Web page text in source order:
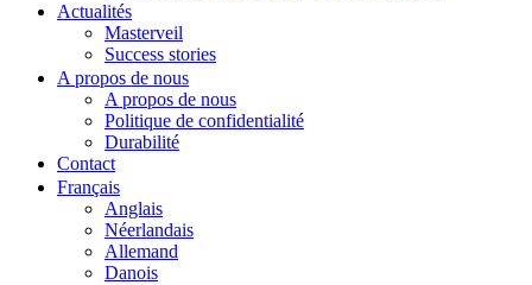
Actualités
Masterveil
Success stories
A propos de nous
A propos de nous
Politique de confidentialité
Durabilité
Contact
Français
Anglais
Néerlandais
Allemand
Danois